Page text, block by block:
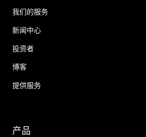
我们的服务
新闻中心
投资者
博客
提供服务
产品